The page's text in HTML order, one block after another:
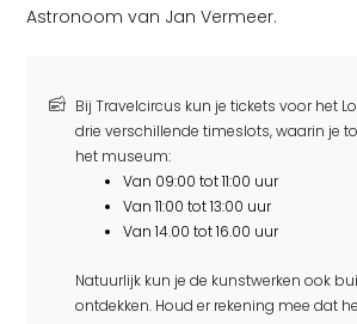
Astronoom van Jan Vermeer.
Bij Travelcircus kun je tickets voor het
drie verschillende timeslots, waarin je
het museum:
Van 09:00 tot 11:00 uur
Van 11:00 tot 13:00 uur
Van 14.00 tot 16.00 uur
Natuurlijk kun je de kunstwerken ook
ontdekken. Houd er rekening mee dat